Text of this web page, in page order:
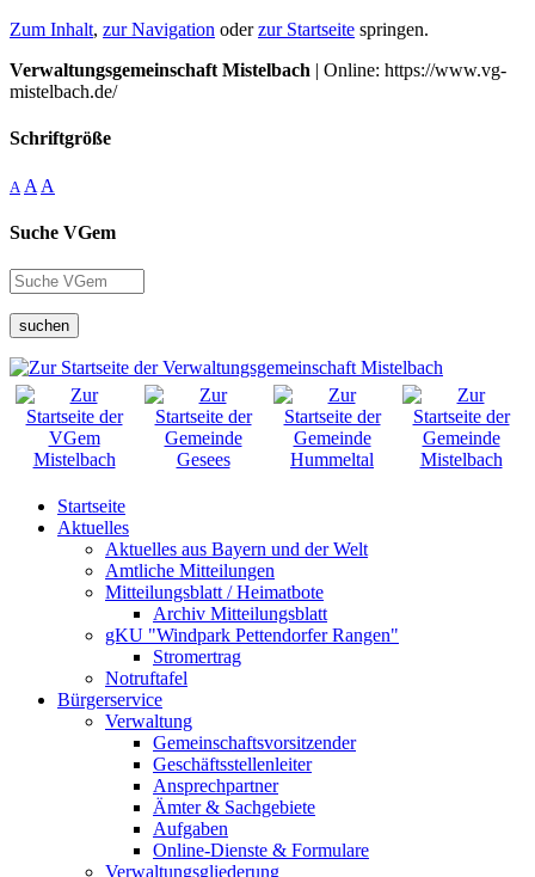
Zum Inhalt, zur Navigation oderzur Startseite springen.
Verwaltungsgemeinschaft Mistelbach | Online: https://www.vg-
mistelbach.de/
Schriftgröße
A A A
Suche VGem
suchen
Startseite
Aktuelles
Aktuelles aus Bayern und der Welt
Amtliche Mitteilungen
Mitteilungsblatt / Heimatbote
Archiv Mitteilungsblatt
gKU "Windpark Pettendorfer Rangen"
Stromertrag
Notruftafel
Bürgerservice
Verwaltung
Gemeinschaftsvorsitzender
Geschäftsstellenleiter
Ansprechpartner
Ämter & Sachgebiete
Aufgaben
Online-Dienste & Formulare
Verwaltungsgliederung